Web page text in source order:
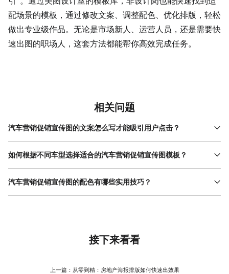
配场景的模板，通过修改文案、调整配色、优化排版，轻松
做出专业级作品。无论是市场新人、运营人员，还是需要快
速出图的职场人，这套方法都能帮你高效完成任务。
相关问题
汽车营销促销宣传图的文案怎么写才能吸引用户点击？
文案需紧扣用户需求，突出“利益点”和“行动指令”。例如，避免写
“全新车型上市”，而应写“0首付开走XX，每月还款仅2000元”；避
“变色”等功能突出关键信息（如价格、时间、车型）。用户浏览时间
如何根据不同车型选择适合的汽车营销促销宣传图模板？
车型调性决定了模板风格：运动型车（如轿跑）适合动态背景（赛
道、 光影 ）、倾斜排版和鲜艳配色（红、橙）；家用车（如SUV）
如将经济型车模板的蓝色背景改为红色，增加紧迫感。
汽车营销促销宣传图的配色有哪些实用技巧？
配色需服务信息传达：主色（占60%）决定整体基调，辅助色（占
深蓝（传递高端感），辅助色用浅灰（背景），点缀色用银色（装
饰线条）。操作时，在美图设计室点击“颜色”选项，可一键切换预设
颜色，否则会显得杂乱；若品牌有主色，需优先使用，增强辨识
接下来看看
上一篇： 从零到精：房地产海报排版如何快速出效果